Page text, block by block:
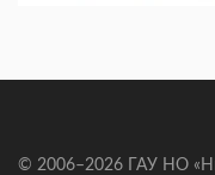
© 2006–2026 ГАУ НО